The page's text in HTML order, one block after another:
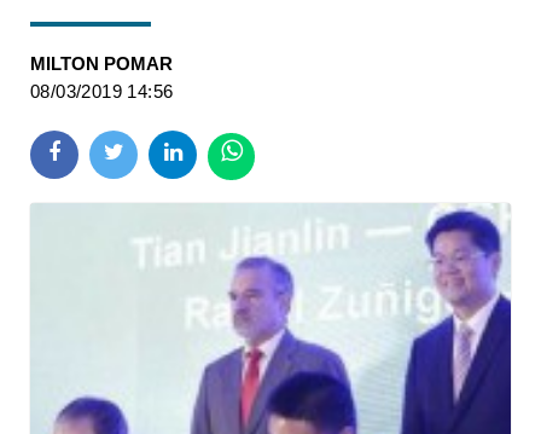
MILTON POMAR
08/03/2019 14:56